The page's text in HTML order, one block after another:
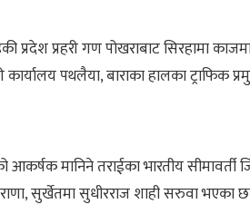
प्रदेश प्रहरी गण पोखराबाट सिरहामा
कार्यालय पथलैया, बाराका हालका
आकर्षक मानिने तराईका भारतीय
सुर्खेतमा सुधीरराज शाही सरुवा भएका